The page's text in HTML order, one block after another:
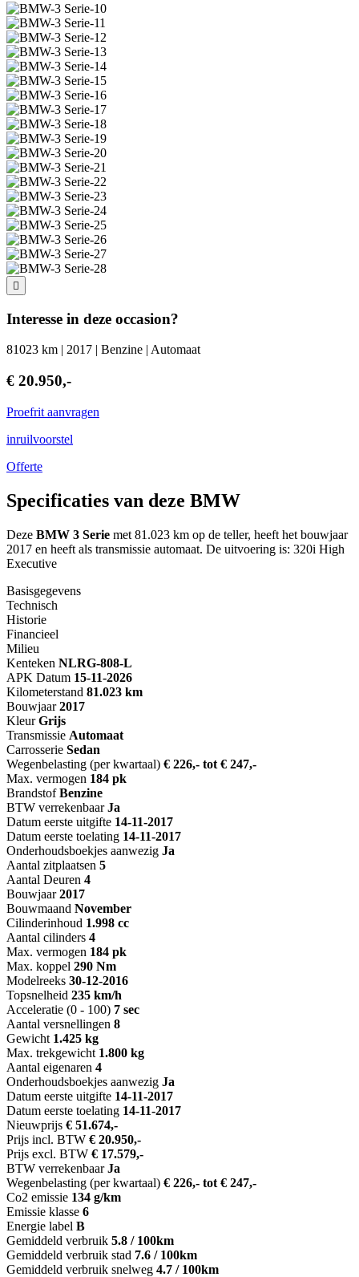
Interesse in deze occasion?
81023 km | 2017 | Benzine | Automaat
€ 20.950,-
Proefrit aanvragen
inruilvoorstel
Offerte
Specificaties van deze BMW
Deze BMW 3 Serie met 81.023 km op de teller, heeft het bouwjaar
2017 en heeft als transmissie automaat. De uitvoering is: 320i High
Executive
Basisgegevens
Technisch
Historie
Financieel
Milieu
Kenteken NLRG-808-L
APK Datum 15-11-2026
Kilometerstand 81.023 km
Bouwjaar 2017
Kleur Grijs
Transmissie Automaat
Carrosserie Sedan
Wegenbelasting (per kwartaal) € 226,- tot € 247,-
Max. vermogen 184 pk
Brandstof Benzine
BTW verrekenbaar Ja
Datum eerste uitgifte 14-11-2017
Datum eerste toelating 14-11-2017
Onderhoudsboekjes aanwezig Ja
Aantal zitplaatsen 5
Aantal Deuren 4
Bouwjaar 2017
Bouwmaand November
Cilinderinhoud 1.998 cc
Aantal cilinders 4
Max. vermogen 184 pk
Max. koppel 290 Nm
Modelreeks 30-12-2016
Topsnelheid 235 km/h
Acceleratie (0 - 100) 7 sec
Aantal versnellingen 8
Gewicht 1.425 kg
Max. trekgewicht 1.800 kg
Aantal eigenaren 4
Onderhoudsboekjes aanwezig Ja
Datum eerste uitgifte 14-11-2017
Datum eerste toelating 14-11-2017
Nieuwprijs € 51.674,-
Prijs incl. BTW € 20.950,-
Prijs excl. BTW € 17.579,-
BTW verrekenbaar Ja
Wegenbelasting (per kwartaal) € 226,- tot € 247,-
Co2 emissie 134 g/km
Emissie klasse 6
Energie label B
Gemiddeld verbruik 5.8 / 100km
Gemiddeld verbruik stad 7.6 / 100km
Gemiddeld verbruik snelweg 4.7 / 100km